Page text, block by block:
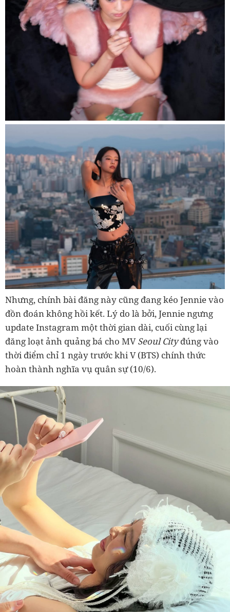
Nhưng, chính bài đăng này cũng đang kéo Jennie vào
đồn đoán không hồi kết. Lý do là bởi, Jennie ngưng
update Instagram một thời gian dài, cuối cùng lại
đăng loạt ảnh quảng bá cho MVSeoul Cityđúng vào
thời điểm chỉ 1 ngày trước khi V (BTS) chính thức
hoàn thành nghĩa vụ quân sự (10/6).